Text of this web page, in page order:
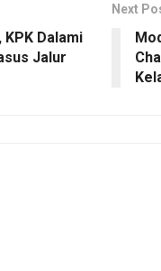
Dalami
Jalur
Next